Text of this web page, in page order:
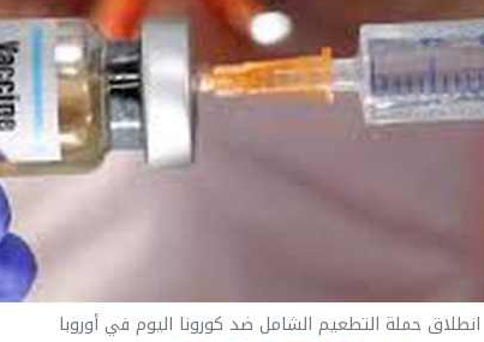
انطلاق حملة التطعيم الشامل ضد كورونا اليوم في أوروبا